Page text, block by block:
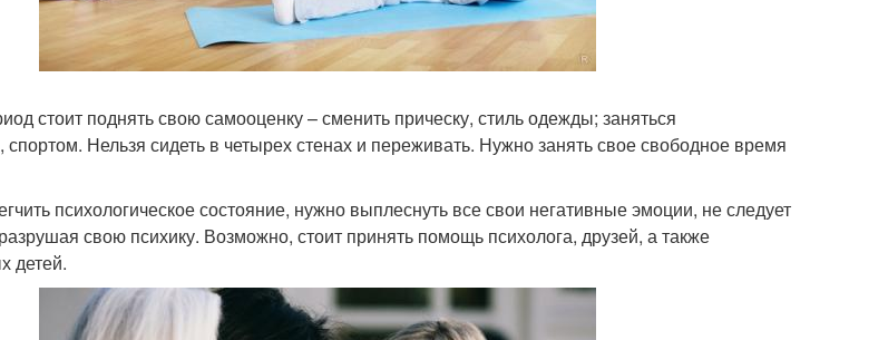
стоит поднять свою самооценку – сменить прическу, стиль одежды; заняться
Нельзя сидеть в четырех стенах и переживать. Нужно занять свое свободное время
психологическое состояние, нужно выплеснуть все свои негативные эмоции, не следует
свою психику. Возможно, стоит принять помощь психолога, друзей, а также
детей.